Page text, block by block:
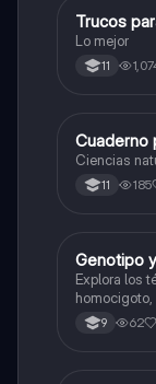
Química
Trucos
Lo mejor
11
Biologia
Cuaderno
Ciencias
11 185
GBiologia
Genotipo
Explora los
9 62